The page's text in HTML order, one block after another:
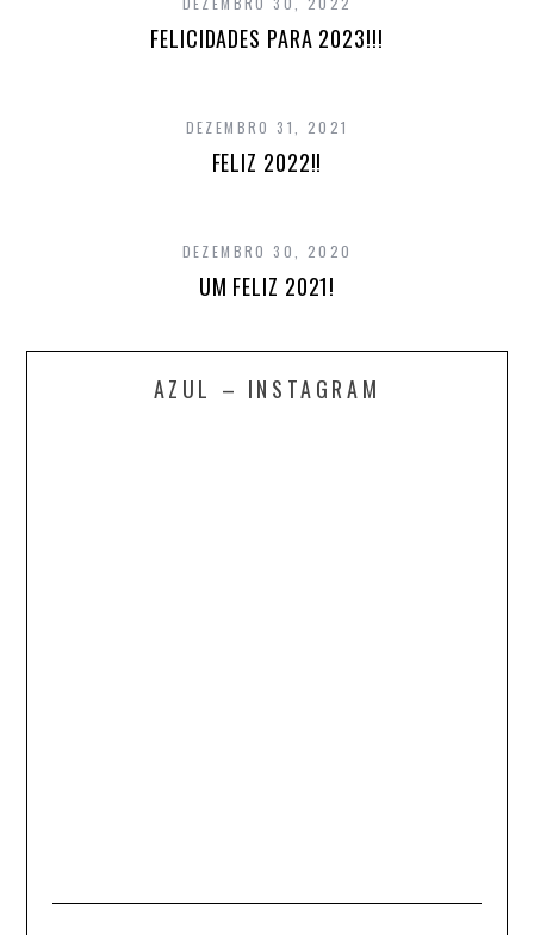
FELICIDADES PARA 2023!!!
DEZEMBRO 31, 2021
FELIZ 2022!!
DEZEMBRO 30, 2020
UM FELIZ 2021!
AZUL – INSTAGRAM